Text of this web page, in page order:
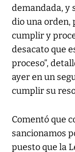
demandada, y
dio una orden,
cumplir y
desacato que
proceso”,
ayer en un
cumplir su
Comentó que
sancionamos
puesto que la